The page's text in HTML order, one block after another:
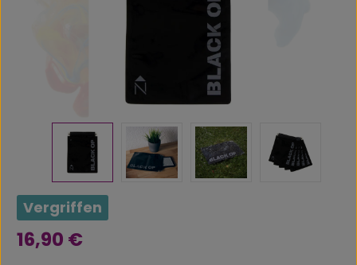
Vergriffen
Regulärer Preis:
16,90 €